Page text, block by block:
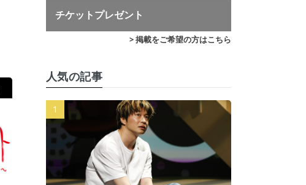
チケットプレゼント
> 掲載をご希望の方はこちら
人気の記事